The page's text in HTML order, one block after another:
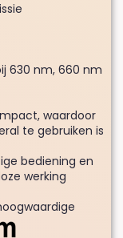
630 nm, 660 nm
waardoor
te gebruiken is
bediening en
werking